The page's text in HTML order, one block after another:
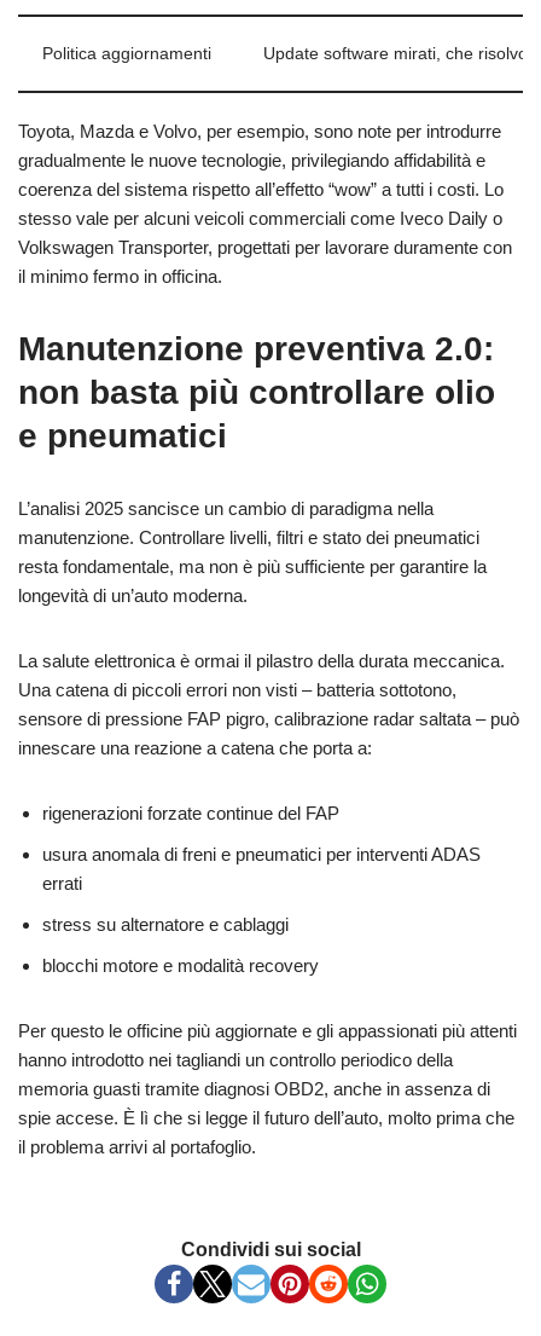
Politica aggiornamenti Update software mirati, che
Toyota, Mazda e Volvo, per esempio, sono note per introdurre
gradualmente le nuove tecnologie, privilegiando affidabilità e
coerenza del sistema rispetto all’effetto “wow” a tutti i costi. Lo
stesso vale per alcuni veicoli commerciali come Iveco Daily o
Volkswagen Transporter, progettati per lavorare duramente con
il minimo fermo in officina.
Manutenzione preventiva 2.0:
non basta più controllare olio
e pneumatici
L’analisi 2025 sancisce un cambio di paradigma nella
manutenzione. Controllare livelli, filtri e stato dei pneumatici
resta fondamentale, ma non è più sufficiente per garantire la
longevità di un’auto moderna.
La salute elettronica è ormai il pilastro della durata meccanica.
Una catena di piccoli errori non visti – batteria sottotono,
sensore di pressione FAP pigro, calibrazione radar saltata – può
innescare una reazione a catena che porta a:
rigenerazioni forzate continue del FAP
usura anomala di freni e pneumatici per interventi ADAS
errati
stress su alternatore e cablaggi
blocchi motore e modalità recovery
Per questo le officine più aggiornate e gli appassionati più attenti
hanno introdotto nei tagliandi un controllo periodico della
memoria guasti tramite diagnosi OBD2, anche in assenza di
spie accese. È lì che si legge il futuro dell’auto, molto prima che
il problema arrivi al portafoglio.
Condividi sui social